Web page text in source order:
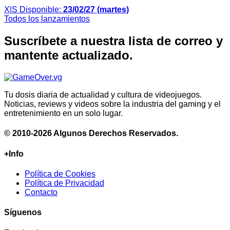
X|S Disponible: 23/02/27 (martes)
Todos los lanzamientos
Suscríbete a nuestra lista de correo y
mantente actualizado.
Tu dosis diaria de actualidad y cultura de videojuegos.
Noticias, reviews y videos sobre la industria del gaming y el
entretenimiento en un solo lugar.
© 2010-2026 Algunos Derechos Reservados.
+Info
Política de Cookies
Política de Privacidad
Contacto
Síguenos